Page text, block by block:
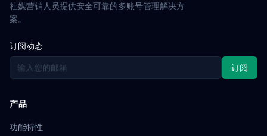
社媒营销人员提供安全可靠的多账号管理解决方
案。
订阅动态
订阅
产品
功能特性